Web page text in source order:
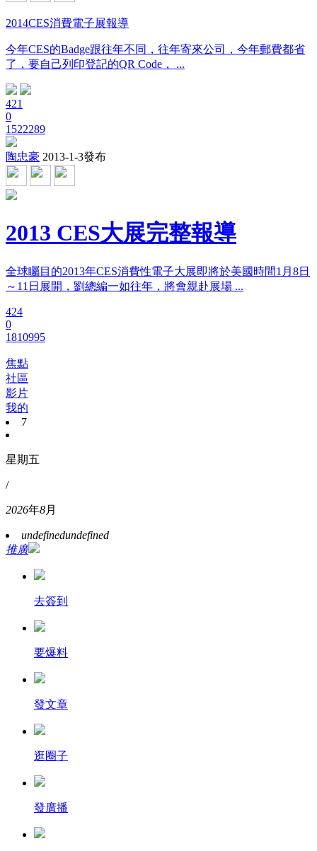
2014CES消費電子展報導
今年CES的Badge跟往年不同，往年寄來公司，今年郵費都省
了，要自己列印登記的QR Code， ...
421
0
1522289
陶忠豪 2013-1-3發布
2013 CES大展完整報導
全球矚目的2013年CES消費性電子大展即將於美國時間1月8日
～11日展開，劉總編一如往年，將會親赴展場 ...
424
0
1810995
焦點
社區
影片
我的
7
星期五
/
2026年8月
undefinedundefined
推廣
去簽到
要爆料
發文章
逛圈子
發廣播